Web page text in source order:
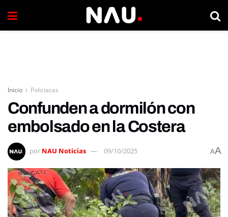
Inicio Policiacas
Confunden a dormilón con
embolsado en la Costera
por NAU Noticias 09/10/2025 AA